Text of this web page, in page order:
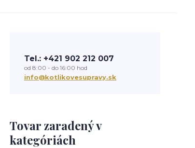
Tovar zaradený v
kategóriách
Tel.: +421 902 212 007
od 8:00 - do 16:00 hod
info@kotlikovesupravy.sk